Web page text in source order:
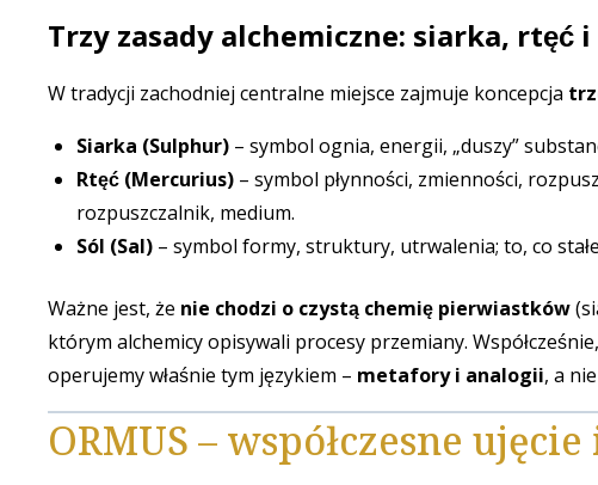
Trzy zasady alchemiczne: siarka, rtęć i
W tradycji zachodniej centralne miejsce zajmuje koncepcja
Siarka (Sulphur) – symbol ognia, energii, „duszy”
Rtęć (Mercurius) – symbol płynności, zmienności,
rozpuszczalnik, medium.
Sól (Sal) – symbol formy, struktury, utrwalenia; to, co
Ważne jest, że nie chodzi o czystą chemię pierwiastków
którym alchemicy opisywali procesy przemiany.
operujemy właśnie tym językiem – metafory i analogii, a
ORMUS – współczesne